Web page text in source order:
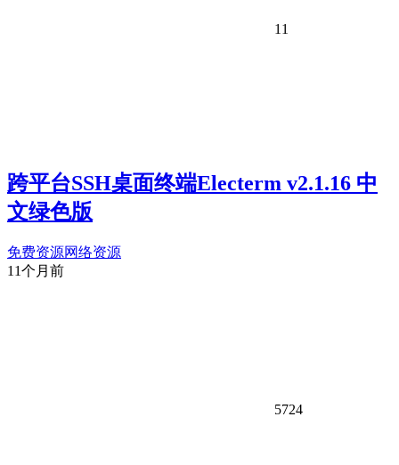
11
跨平台SSH桌面终端Electerm v2.1.16 中
文绿色版
免费资源网络资源
11个月前
5724